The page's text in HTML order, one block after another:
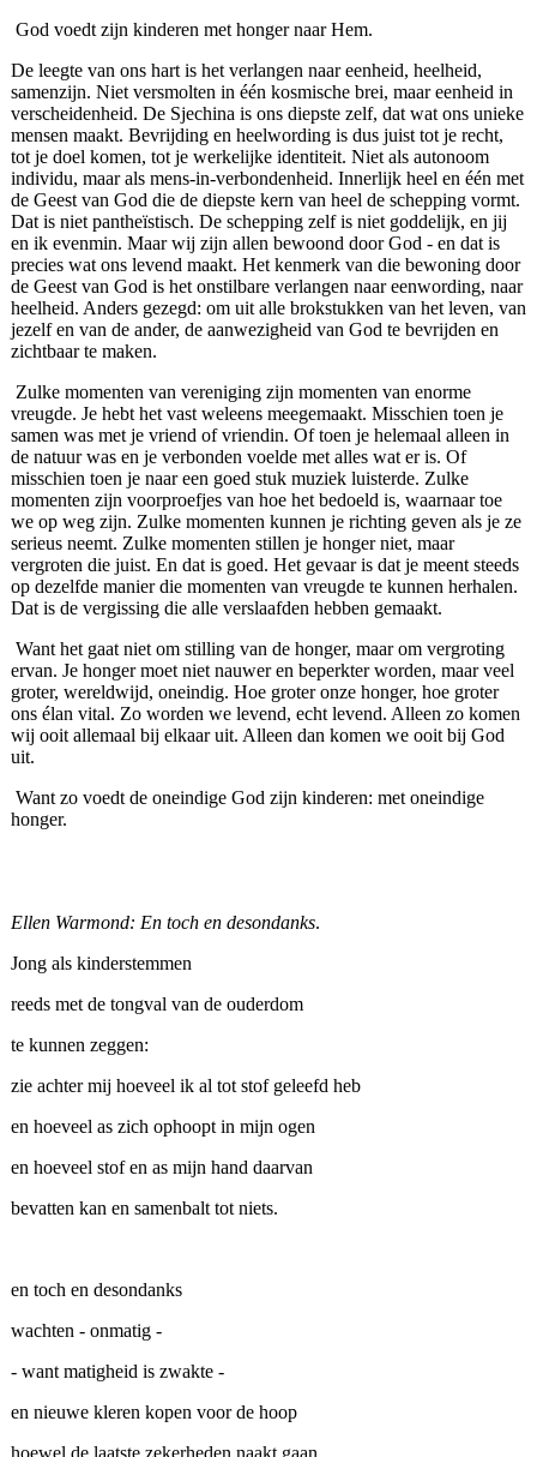
God voedt zijn kinderen met honger naar Hem.
De leegte van ons hart is het verlangen naar eenheid, heelheid,
samenzijn. Niet versmolten in één kosmische brei, maar eenheid in
verscheidenheid. De Sjechina is ons diepste zelf, dat wat ons unieke
mensen maakt. Bevrijding en heelwording is dus juist tot je recht,
tot je doel komen, tot je werkelijke identiteit. Niet als autonoom
individu, maar als mens-in-verbondenheid. Innerlijk heel en één met
de Geest van God die de diepste kern van heel de schepping vormt.
Dat is niet pantheïstisch. De schepping zelf is niet goddelijk, en jij
en ik evenmin. Maar wij zijn allen bewoond door God - en dat is
precies wat ons levend maakt. Het kenmerk van die bewoning door
de Geest van God is het onstilbare verlangen naar eenwording, naar
heelheid. Anders gezegd: om uit alle brokstukken van het leven, van
jezelf en van de ander, de aanwezigheid van God te bevrijden en
zichtbaar te maken.
Zulke momenten van vereniging zijn momenten van enorme
vreugde. Je hebt het vast weleens meegemaakt. Misschien toen je
samen was met je vriend of vriendin. Of toen je helemaal alleen in
de natuur was en je verbonden voelde met alles wat er is. Of
misschien toen je naar een goed stuk muziek luisterde. Zulke
momenten zijn voorproefjes van hoe het bedoeld is, waarnaar toe
we op weg zijn. Zulke momenten kunnen je richting geven als je ze
serieus neemt. Zulke momenten stillen je honger niet, maar
vergroten die juist. En dat is goed. Het gevaar is dat je meent steeds
op dezelfde manier die momenten van vreugde te kunnen herhalen.
Dat is de vergissing die alle verslaafden hebben gemaakt.
Want het gaat niet om stilling van de honger, maar om vergroting
ervan. Je honger moet niet nauwer en beperkter worden, maar veel
groter, wereldwijd, oneindig. Hoe groter onze honger, hoe groter
ons élan vital. Zo worden we levend, echt levend. Alleen zo komen
wij ooit allemaal bij elkaar uit. Alleen dan komen we ooit bij God
uit.
Want zo voedt de oneindige God zijn kinderen: met oneindige
honger.
Ellen Warmond: En toch en desondanks.
Jong als kinderstemmen
reeds met de tongval van de ouderdom
te kunnen zeggen:
zie achter mij hoeveel ik al tot stof geleefd heb
en hoeveel as zich ophoopt in mijn ogen
en hoeveel stof en as mijn hand daarvan
bevatten kan en samenbalt tot niets.
en toch en desondanks
wachten - onmatig -
- want matigheid is zwakte -
en nieuwe kleren kopen voor de hoop
hoewel de laatste zekerheden naakt gaan